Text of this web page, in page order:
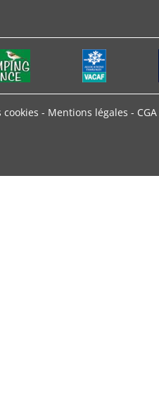
cookies - Mentions légales - CGA